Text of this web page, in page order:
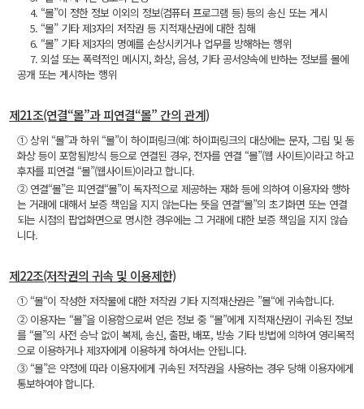
4. “몰”이 정한 정보 이외의 정보(컴퓨터 프로그램 등) 등의 송신 또는 게시
5. “몰” 기타 제3자의 저작권 등 지적재산권에 대한 침해
6. “몰” 기타 제3자의 명예를 손상시키거나 업무를 방해하는 행위
7. 외설 또는 폭력적인 메시지, 화상, 음성, 기타 공서양속에 반하는 정보를 몰에
공개 또는 게시하는 행위
제21조(연결“몰”과 피연결“몰” 간의 관계)
① 상위 “몰”과 하위 “몰”이 하이퍼링크(예: 하이퍼링크의 대상에는 문자, 그림 및 동
화상 등이 포함됨)방식 등으로 연결된 경우, 전자를 연결 “몰”(웹 사이트)이라고 하고
후자를 피연결 “몰”(웹사이트)이라고 합니다.
② 연결“몰”은 피연결“몰”이 독자적으로 제공하는 재화 등에 의하여 이용자와 행하
는 거래에 대해서 보증 책임을 지지 않는다는 뜻을 연결“몰”의 초기화면 또는 연결
되는 시점의 팝업화면으로 명시한 경우에는 그 거래에 대한 보증 책임을 지지 않습
니다.
제22조(저작권의 귀속 및 이용제한)
① “몰“이 작성한 저작물에 대한 저작권 기타 지적재산권은 ”몰“에 귀속합니다.
② 이용자는 “몰”을 이용함으로써 얻은 정보 중 “몰”에게 지적재산권이 귀속된 정보
를 “몰”의 사전 승낙 없이 복제, 송신, 출판, 배포, 방송 기타 방법에 의하여 영리목적
으로 이용하거나 제3자에게 이용하게 하여서는 안됩니다.
③ “몰”은 약정에 따라 이용자에게 귀속된 저작권을 사용하는 경우 당해 이용자에게
통보하여야 합니다.